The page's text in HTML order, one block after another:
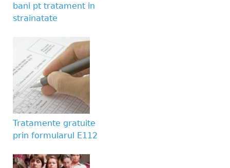
bani pt tratament in
strainatate
Tratamente gratuite
prin formularul E112